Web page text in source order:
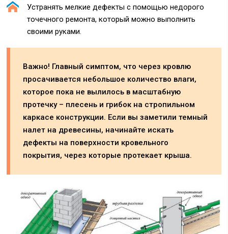
Устранять мелкие дефекты с помощью недорого
точечного ремонта, который можно выполнить
своими руками.
Важно! Главный симптом, что через кровлю
просачивается небольшое количество влаги,
которое пока не вылилось в масштабную
протечку – плесень и грибок на стропильном
каркасе конструкции. Если вы заметили темный
налет на древесины, начинайте искать
дефекты на поверхности кровельного
покрытия, через которые протекает крыша.